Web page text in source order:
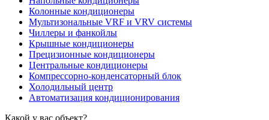
Колонные кондиционеры
Мультизональные VRF и VRV системы
Чиллеры и фанкойлы
Крышные кондиционеры
Прецизионные кондиционеры
Центральные кондиционеры
Компрессорно-конденсаторный блок
Холодильный центр
Автоматизация кондиционирования